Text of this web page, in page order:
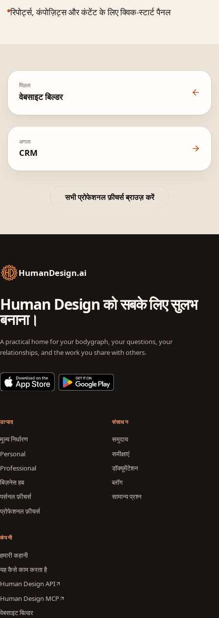
रिपोर्ट्स, कंपोज़िट्स और कंटेंट के लिए क्विक-स्टार्ट पैनल
पिछला
वेबसाइट बिल्डर
अगला
CRM
सभी प्रोफेशनल फ़ीचर्स ब्राउज़ करें
HumanDesign.ai
Human Design को सबके लिए सुलभ
बनाना।
A practical home for your bodygraph, your questions, your
relationships, and the work you share with others.
उत्पाद
मूल्य निर्धारण
Personal
Professional
बिज़नेस हब
पर्सनल फ़ीचर्स
प्रोफेशनल फ़ीचर्स
संसाधन
समुदाय
समीक्षाएं
डॉक्यूमेंटेशन
ब्लॉग
सामान्य प्रश्न
कंपनी
हमारी कहानी
यह कैसे काम करता है
Human Design API
Human Design MCP
वेबसाइट बिल्डर